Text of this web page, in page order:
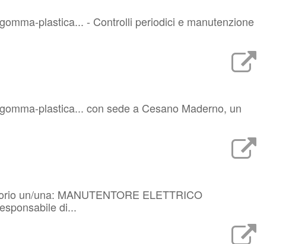
plastica... - Controlli periodici e manutenzione
plastica... con sede a Cesano Maderno, un
un/una: MANUTENTORE ELETTRICO
di...